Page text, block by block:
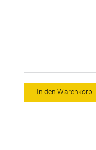
In den Warenkorb